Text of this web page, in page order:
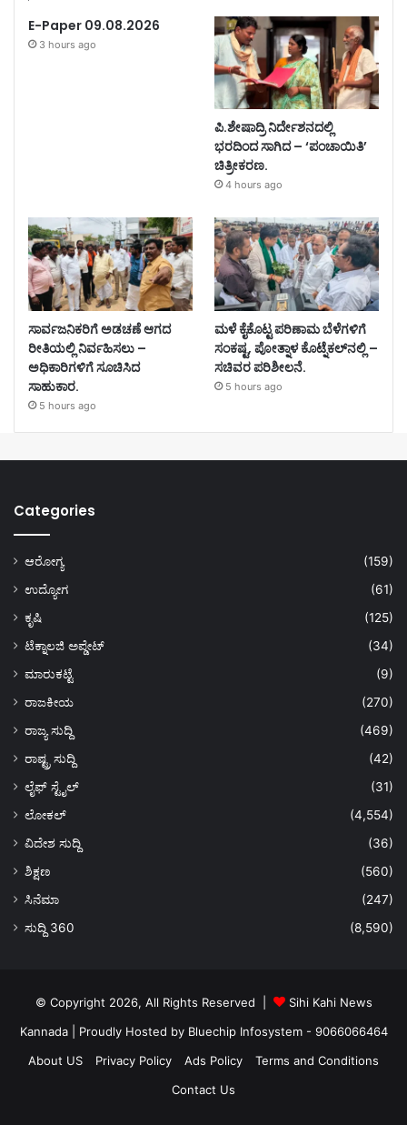
E-Paper 09.08.2026
3 hours ago
ಪಿ.ಶೇಷಾದ್ರಿ ನಿರ್ದೇಶನದಲ್ಲಿ
ಭರದಿಂದ ಸಾಗಿದ – ‘ಪಂಚಾಯಿತಿ’
ಚಿತ್ರೀಕರಣ.
4 hours ago
ಸಾರ್ವಜನಿಕರಿಗೆ ಅಡಚಣೆ ಆಗದ
ರೀತಿಯಲ್ಲಿ ನಿರ್ವಹಿಸಲು –
ಅಧಿಕಾರಿಗಳಿಗೆ ಸೂಚಿಸಿದ
ಸಾಹುಕಾರ.
5 hours ago
ಮಳೆ ಕೈಕೊಟ್ಟ ಪರಿಣಾಮ ಬೆಳೆಗಳಿಗೆ
ಸಂಕಷ್ಟ, ಪೋತ್ನಾಳ ಕೊಟ್ನೆಕಲ್‌ನಲ್ಲಿ –
ಸಚಿವರ ಪರಿಶೀಲನೆ.
5 hours ago
Categories
ಆರೋಗ್ಯ
(159)
ಉದ್ಯೋಗ
(61)
ಕೃಷಿ
(125)
ಟೆಕ್ನಾಲಜಿ ಅಪ್ಡೇಟ್
(34)
ಮಾರುಕಟ್ಟೆ
(9)
ರಾಜಕೀಯ
(270)
ರಾಜ್ಯ ಸುದ್ದಿ
(469)
ರಾಷ್ಟ್ರ ಸುದ್ದಿ
(42)
ಲೈಫ್ ಸ್ಟೈಲ್
(31)
ಲೋಕಲ್
(4,554)
ವಿದೇಶ ಸುದ್ದಿ
(36)
ಶಿಕ್ಷಣ
(560)
ಸಿನೆಮಾ
(247)
ಸುದ್ದಿ 360
(8,590)
© Copyright 2026, All Rights Reserved |
Sihi Kahi News
Kannada| Proudly Hosted by Bluechip Infosystem - 9066066464
About US
Privacy Policy Ads Policy
Terms and Conditions
Contact Us